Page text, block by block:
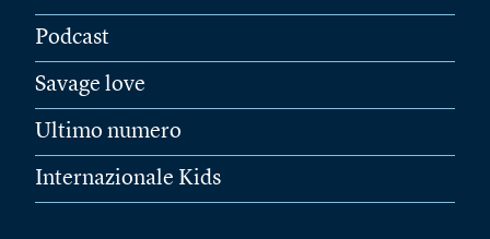
Podcast
Savage love
Ultimo numero
Internazionale Kids